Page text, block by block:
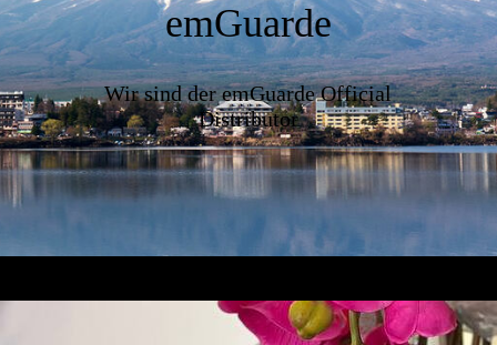
emGuarde
Wir sind der emGuarde Official
Distributor